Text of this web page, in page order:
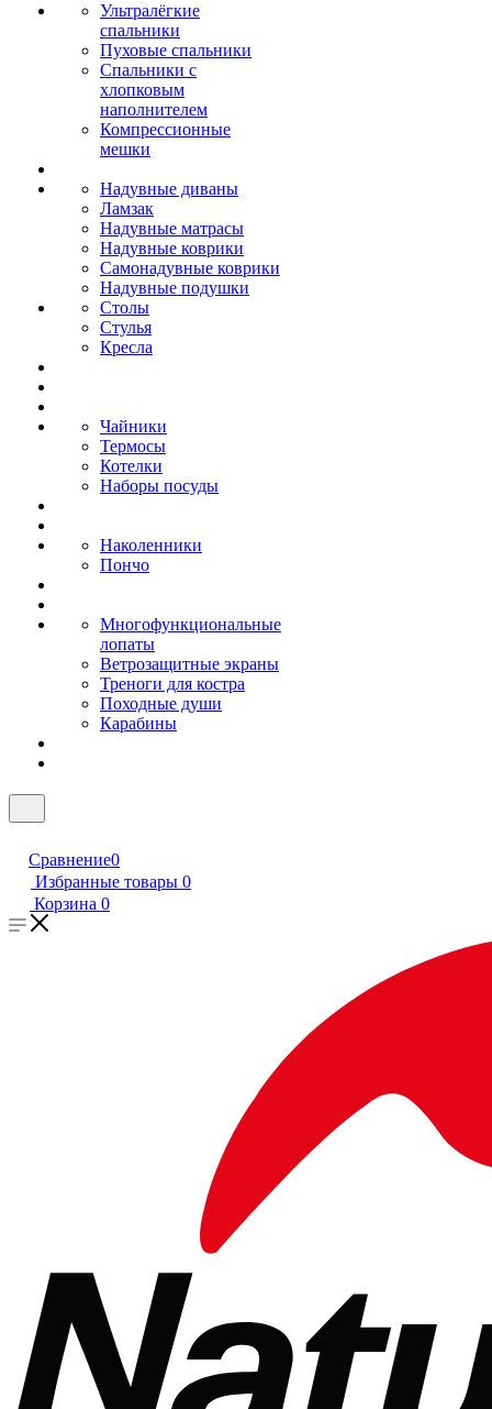
Ультралёгкие
спальники
Пуховые спальники
Спальники с
хлопковым
наполнителем
Компрессионные
мешки
Надувные диваны
Ламзак
Надувные матрасы
Надувные коврики
Самонадувные коврики
Надувные подушки
Столы
Стулья
Кресла
Чайники
Термосы
Котелки
Наборы посуды
Наколенники
Пончо
Многофункциональные
лопаты
Ветрозащитные экраны
Треноги для костра
Походные души
Карабины
Сравнение0
Избранные товары 0
Корзина 0